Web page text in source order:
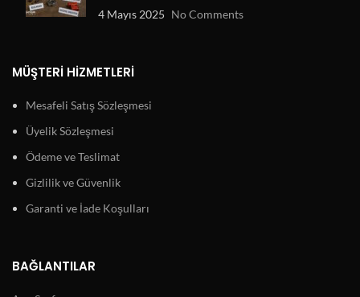
4 Mayıs 2025 No Comments
MÜŞTERI HIZMETLERI
Mesafeli Satış Sözleşmesi
Üyelik Sözleşmesi
Ödeme ve Teslimat
Gizlilik ve Güvenlik
Garanti ve İade Koşulları
BAĞLANTILAR